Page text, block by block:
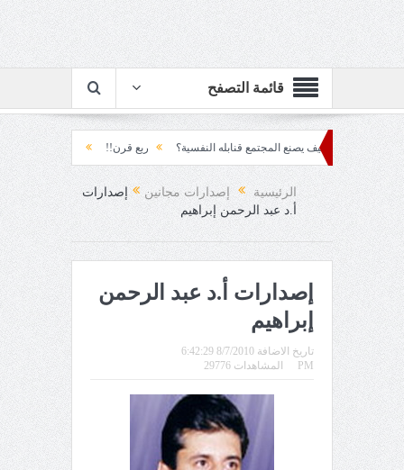
قائمة التصفح
كيف يصنع المجتمع قنابله النفسية؟ ربع قرن!! رزقٌ من يستكثره؟!
العقاد!!
الرئيسية إصدارات مجانين
إصدارات
أ.د عبد الرحمن إبراهيم
إصدارات أ.د عبد الرحمن
إبراهيم
تاريخ الاضافة 8/7/2010 6:42:29
PM
المشاهدات 29776